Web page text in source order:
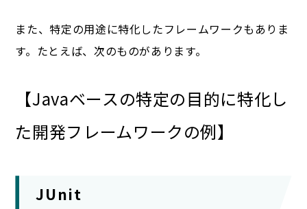
また、特定の用途に特化したフレームワークもありま
す。たとえば、次のものがあります。
【Javaベースの特定の目的に特化し
た開発フレームワークの例】
JUnit